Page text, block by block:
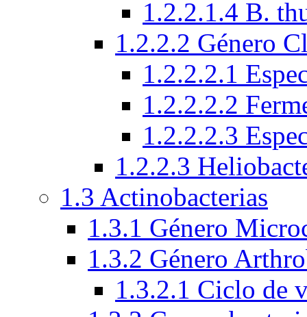
1.2.2.1.4 B.
1.2.2.2 Género
1.2.2.2.1
1.2.2.2.2
1.2.2.2.3
1.2.2.3
1.3 Actinobacterias
1.3.1 Género
1.3.2 Género
1.3.2.1 Ciclo de